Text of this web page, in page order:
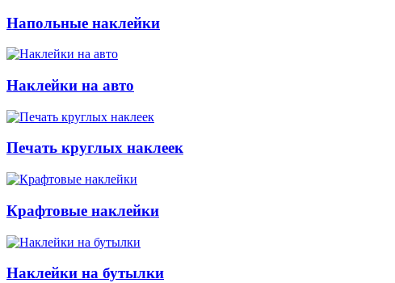
Напольные наклейки
Наклейки на авто
Печать круглых наклеек
Крафтовые наклейки
Наклейки на бутылки